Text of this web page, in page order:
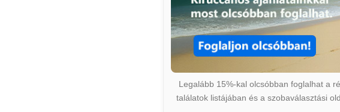
Legalább 15%-kal olcsóbban foglalhat a
találatok listájában és a szobaválasztási